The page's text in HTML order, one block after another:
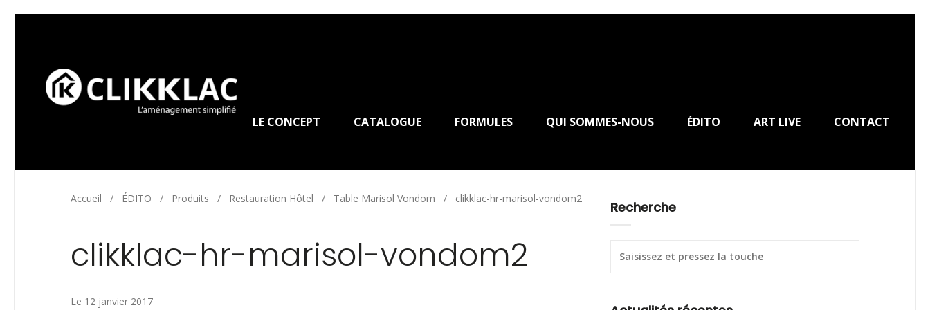
LE CONCEPT CATALOGUE FORMULES QUI SOMMES-NOUS ÉDITO ART LIVE CONTACT
Accueil / ÉDITO / Produits / Restauration Hôtel / Table Marisol Vondom / clikklac-hr-marisol-vondom2
clikklac-hr-marisol-vondom2
Le 12 janvier 2017
Recherche